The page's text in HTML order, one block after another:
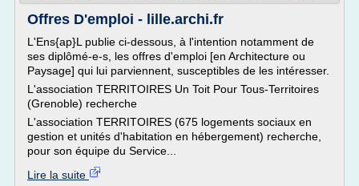
Offres D'emploi - lille.archi.fr
L'Ens{ap}L publie ci-dessous, à l'intention notamment de
ses diplômé-e-s, les offres d'emploi [en Architecture ou
Paysage] qui lui parviennent, susceptibles de les intéresser.
L'association TERRITOIRES Un Toit Pour Tous-Territoires
(Grenoble) recherche
L'association TERRITOIRES (675 logements sociaux en
gestion et unités d'habitation en hébergement) recherche,
pour son équipe du Service...
Lire la suite